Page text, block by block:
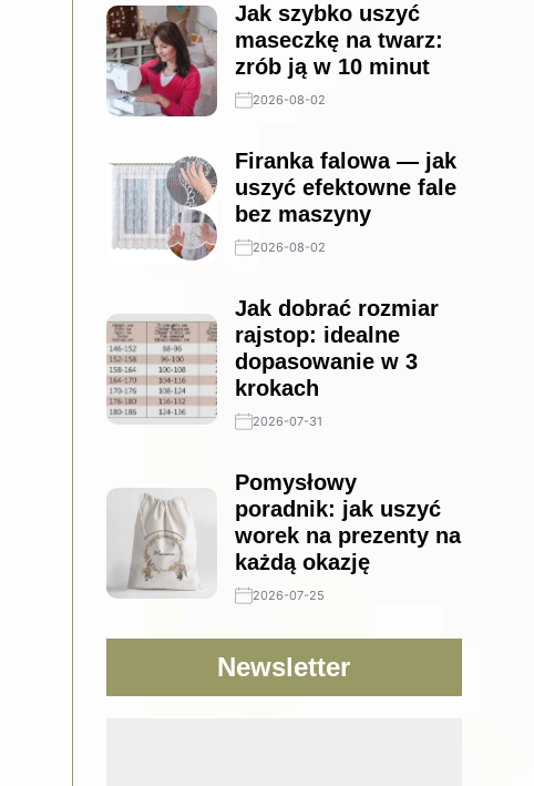
Jak szybko uszyć
maseczkę na twarz:
zrób ją w 10 minut
2026-08-02
Firanka falowa — jak
uszyć efektowne fale
bez maszyny
2026-08-02
Jak dobrać rozmiar
rajstop: idealne
dopasowanie w 3
krokach
2026-07-31
Pomysłowy
poradnik: jak uszyć
worek na prezenty na
każdą okazję
2026-07-25
Newsletter